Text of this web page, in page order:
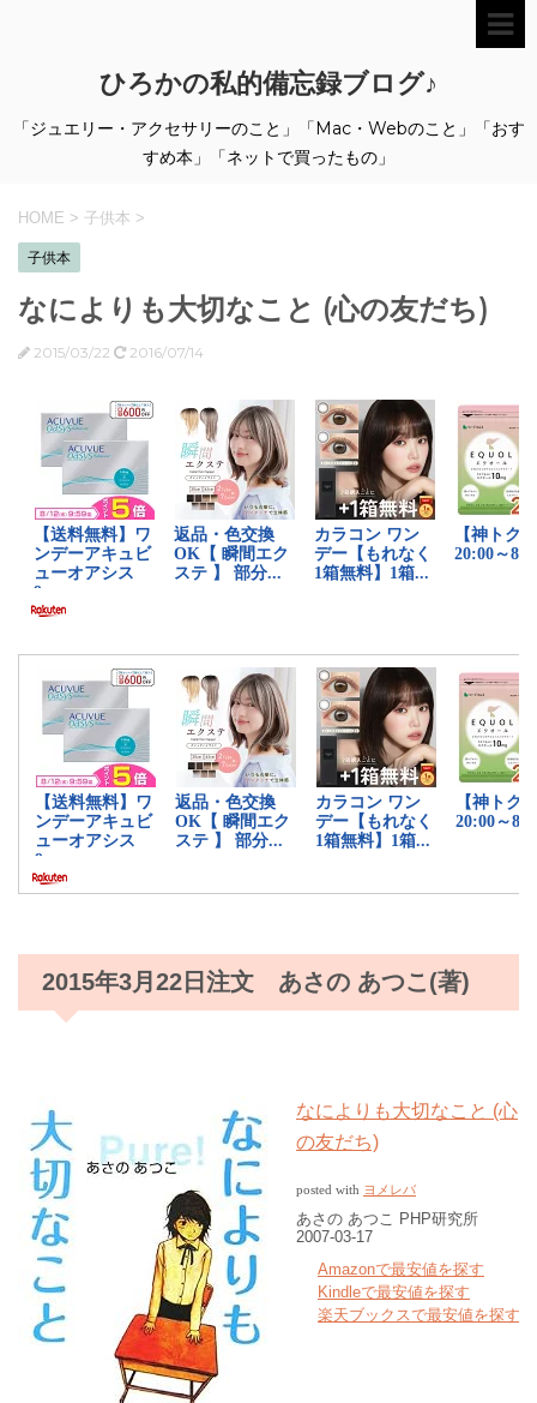
ひろかの私的備忘録ブログ♪
「ジュエリー・アクセサリーのこと」「Mac・Webのこと」「おす
すめ本」「ネットで買ったもの」
HOME > 子供本 >
子供本
なによりも大切なこと (心の友だち)
2015/03/22 2016/07/14
2015年3月22日注文 あさの あつこ(著)
なによりも大切なこと (心
の友だち)
posted with ヨメレバ
あさの あつこ PHP研究所
2007-03-17
Amazonで最安値を探す
Kindleで最安値を探す
楽天ブックスで最安値を探す